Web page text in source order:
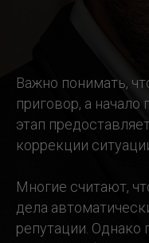
Важно понимать,
приговор, а
этап
коррекции
Многие считают,
дела
репутации. Однако